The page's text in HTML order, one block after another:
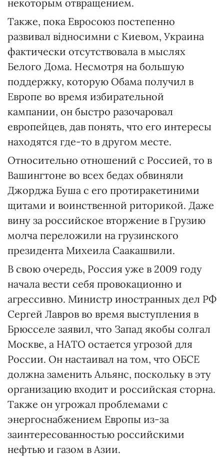
некоторым отвращением.
Также, пока Евросоюз постепенно
развивал відносимни с Киевом, Украина
фактически отсутствовала в мыслях
Белого Дома. Несмотря на большую
поддержку, которую Обама получил в
Европе во время избирательной
кампании, он быстро разочаровал
европейцев, дав понять, что его интересы
находятся где-то в другом месте.
Относительно отношений с Россией, то в
Вашингтоне во всех бедах обвиняли
Джорджа Буша с его протиракетиними
щитами и воинственной риторикой. Даже
вину за российское вторжение в Грузию
молча переложили на грузинского
президента Михеила Саакашвили.
В свою очередь, Россия уже в 2009 году
начала вести себя провокационно и
агрессивно. Министр иностранных дел РФ
Сергей Лавров во время выступления в
Брюсселе заявил, что Запад якобы солгал
Москве, а НАТО остается угрозой для
России. Он настаивал на том, что ОБСЕ
должна заменить Альянс, поскольку в эту
организацию входит и российская сторна.
Также он угрожал проблемами с
энергоснабжением Европы из-за
заинтересованностью российскими
нефтью и газом в Азии.